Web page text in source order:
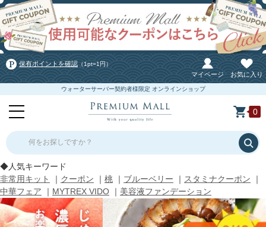
保有ポイントを確認 （1pt=1円）
マイページ お気に入り
ウォーターサーバー契約者様限定 オンラインショップ
0
何をお探しですか？
◆人気キーワード
非常用キット
｜ クーポン ｜ 桃 ｜ ブルーベリー ｜ スタミナクーポン ｜
中華フェア ｜ MYTREX VIDO ｜ 美容液ファンデーション